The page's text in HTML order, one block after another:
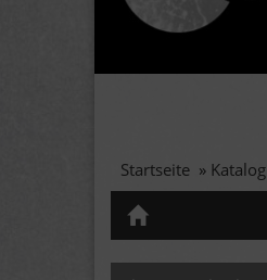
Startseite » Katalog